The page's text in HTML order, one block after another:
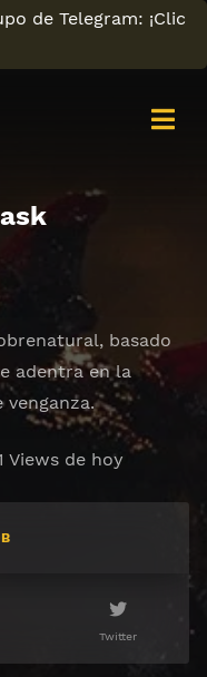
de Telegram: ¡Clic
basado
adentra en la
venganza.
Views de hoy
Twitter